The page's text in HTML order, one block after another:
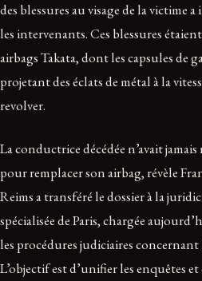
des blessures au visage de la victime
les intervenants. Ces blessures
airbags Takata, dont les capsules de
projetant des éclats de métal à la
revolver.
La conductrice décédée n’avait
pour remplacer son airbag, révèle
Reims a transféré le dossier à la
spécialisée de Paris, chargée
les procédures judiciaires concernant
L’objectif est d’unifier les enquêtes